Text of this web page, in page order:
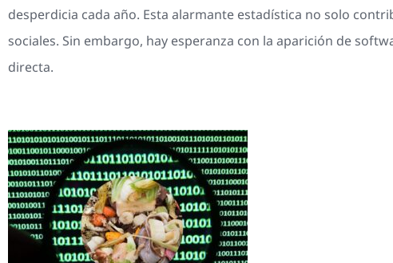
desperdicia cada año. Esta alarmante estadística no solo
sociales. Sin embargo, hay esperanza con la aparición de
directa.